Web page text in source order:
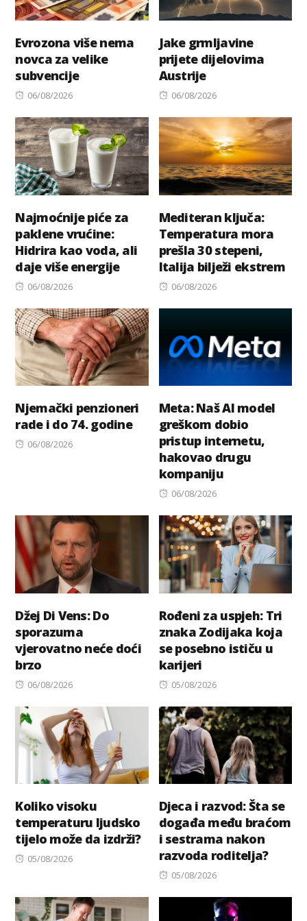
Evrozona više nema
novca za velike
subvencije
Posted
06/08/2026
Jake grmljavine
prijete dijelovima
Austrije
Posted
06/08/2026
Najmoćnije piće za
paklene vrućine:
Hidrira kao voda, ali
daje više energije
Posted
06/08/2026
Mediteran ključa:
Temperatura mora
prešla 30 stepeni,
Italija bilježi ekstrem
Posted
06/08/2026
Njemački penzioneri
rade i do 74. godine
Posted
06/08/2026
Meta: Naš AI model
greškom dobio
pristup internetu,
hakovao drugu
kompaniju
Posted
06/08/2026
Džej Di Vens: Do
sporazuma
vjerovatno neće doći
brzo
Posted
06/08/2026
Rođeni za uspjeh: Tri
znaka Zodijaka koja
se posebno ističu u
karijeri
Posted
05/08/2026
Koliko visoku
temperaturu ljudsko
tijelo može da izdrži?
Posted
05/08/2026
Djeca i razvod: Šta se
događa među braćom
i sestrama nakon
razvoda roditelja?
Posted
05/08/2026